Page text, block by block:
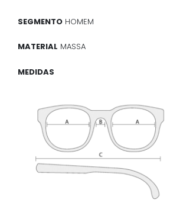
SEGMENTO HOMEM
MATERIAL MASSA
MEDIDAS